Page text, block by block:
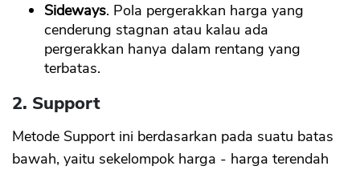
Sideways. Pola pergerakkan harga yang
cenderung stagnan atau kalau ada
pergerakkan hanya dalam rentang yang
terbatas.
2. Support
Metode Support ini berdasarkan pada suatu batas
bawah, yaitu sekelompok harga - harga terendah